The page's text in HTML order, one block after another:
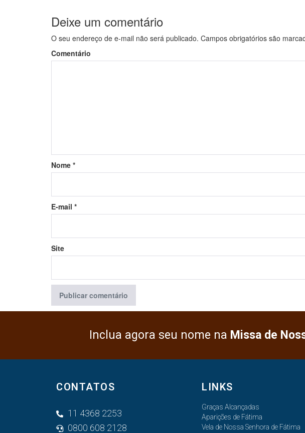
Deixe um comentário
O seu endereço de e-mail não será publicado. Campos obrigatórios são
Comentário
Nome *
E-mail *
Site
Inclua agora seu nome na Missa de
CONTATOS
11 4368 2253
0800 608 2128
LINKS
Graças Alcançadas
Aparições de Fátima
Vela de Nossa Senhora de Fátima